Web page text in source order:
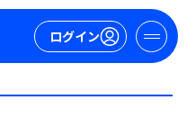
ログイン